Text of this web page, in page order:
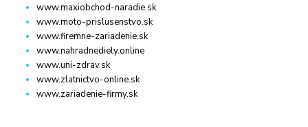
www.maxiobchod-naradie.sk
www.moto-prislusenstvo.sk
www.firemne-zariadenie.sk
www.nahradnediely.online
www.uni-zdrav.sk
www.zlatnictvo-online.sk
www.zariadenie-firmy.sk